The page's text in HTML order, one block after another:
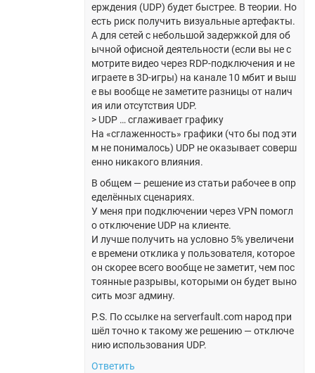
ерждения (UDP) будет быстрее. В теории. Но
есть риск получить визуальные артефакты.
А для сетей с небольшой задержкой для об
ычной офисной деятельности (если вы не с
мотрите видео через RDP-подключения и не
играете в 3D-игры) на канале 10 мбит и выш
е вы вообще не заметите разницы от налич
ия или отсутствия UDP.
> UDP … сглаживает графику
На «сглаженность» графики (что бы под эти
м не понималось) UDP не оказывает соверш
енно никакого влияния.
В общем — решение из статьи рабочее в опр
еделённых сценариях.
У меня при подключении через VPN помогл
о отключение UDP на клиенте.
И лучше получить на условно 5% увеличени
е времени отклика у пользователя, которое
он скорее всего вообще не заметит, чем пос
тоянные разрывы, которыми он будет выно
сить мозг админу.
P.S. По ссылке на serverfault.com народ при
шёл точно к такому же решению — отключе
нию использования UDP.
Ответить